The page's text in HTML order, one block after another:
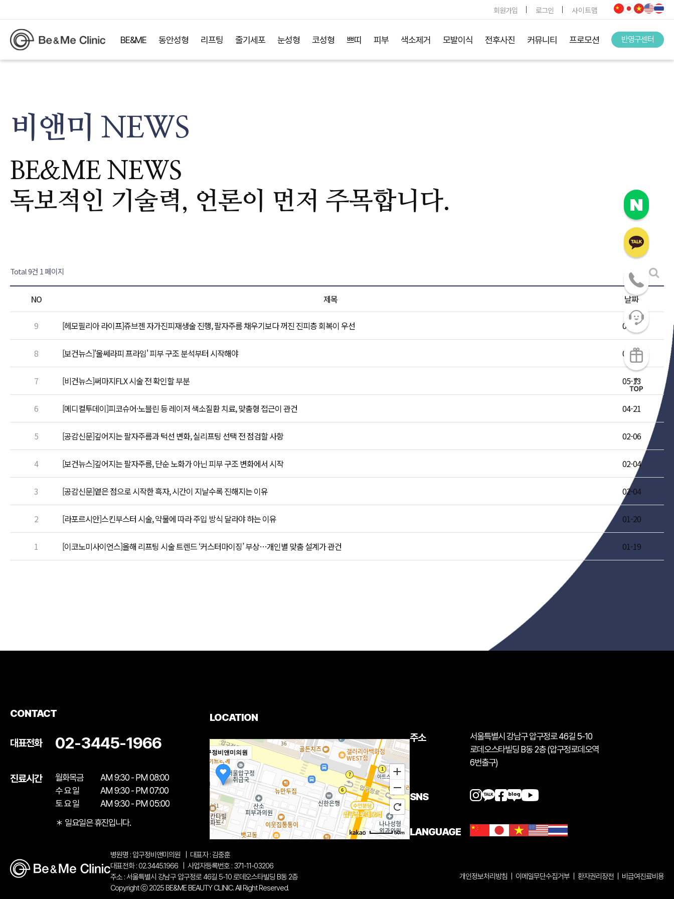
회원가입 로그인 사이트맵
BE&ME 동안성형 리프팅 줄기세포 눈성형 코성형 쁘띠 피부 색소제거 모발이식 전후사진 커뮤니티 프로모션 반영구센터
비앤미 NEWS
BE&ME NEWS
독보적인 기술력, 언론이 먼저 주목합니다.
Total 9건 1 페이지
NO 제목 날짜
9 [헤모필리아 라이프]쥬브젠 자가진피재생술 진행, 팔자주름 채우기보다 꺼진 진피층 회복이 우선 07-24
8 [보건뉴스]'울쎄라피 프라임' 피부 구조 분석부터 시작해야 06-16
7 [비건뉴스]써마지FLX 시술 전 확인할 부분 05-13
6 [메디컬투데이]피코슈어·노블린 등 레이저 색소질환 치료, 맞춤형 접근이 관건 04-21
5 [공감신문]깊어지는 팔자주름과 턱선 변화, 실리프팅 선택 전 점검할 사항 02-06
4 [보건뉴스]깊어지는 팔자주름, 단순 노화가 아닌 피부 구조 변화에서 시작 02-04
3 [공감신문]옅은 점으로 시작한 흑자, 시간이 지날수록 진해지는 이유 02-04
2 [라포르시안]스킨부스터 시술, 약물에 따라 주입 방식 달라야 하는 이유 01-20
1 [이코노미사이언스]올해 리프팅 시술 트렌드 ‘커스터마이징’ 부상…개인별 맞춤 설계가 관건 01-19
CONTACT
대표전화 02-3445-1966
진료시간 월화목금
AM 9:30 - PM 08:00
수 요 일
AM 9:30 - PM 07:00
토 요 일
AM 9:30 - PM 05:00
＊ 일요일은 휴진입니다.
LOCATION
압구정비앤미의원
50m
주소
서울특별시 강남구 압구정로 46길 5-10
로데오스타빌딩 B동 2층 (압구정로데오역
6번출구)
SNS
LANGUAGE
병원명 : 압구정비앤미의원
대표자 : 김중훈
대표전화 : 02.3445.1966
사업자등록번호 : 371-11-03206
주소 : 서울특별시 강남구 압구정로 46길 5-10 로데오스타빌딩 B동 2층
Copyright ⓒ 2025 BE&ME BEAUTY CLINIC. All Right Reserved.
개인정보처리방침 이메일무단수집거부 환자권리장전 비급여진료비용